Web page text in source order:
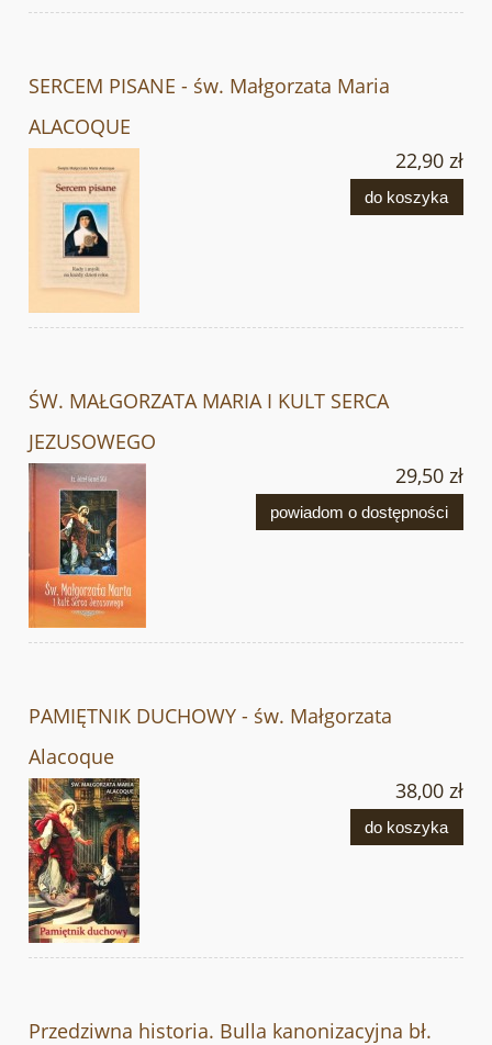
SERCEM PISANE - św. Małgorzata Maria
ALACOQUE
22,90 zł
do koszyka
ŚW. MAŁGORZATA MARIA I KULT SERCA
JEZUSOWEGO
29,50 zł
powiadom o dostępności
PAMIĘTNIK DUCHOWY - św. Małgorzata
Alacoque
38,00 zł
do koszyka
Przedziwna historia. Bulla kanonizacyjna bł.